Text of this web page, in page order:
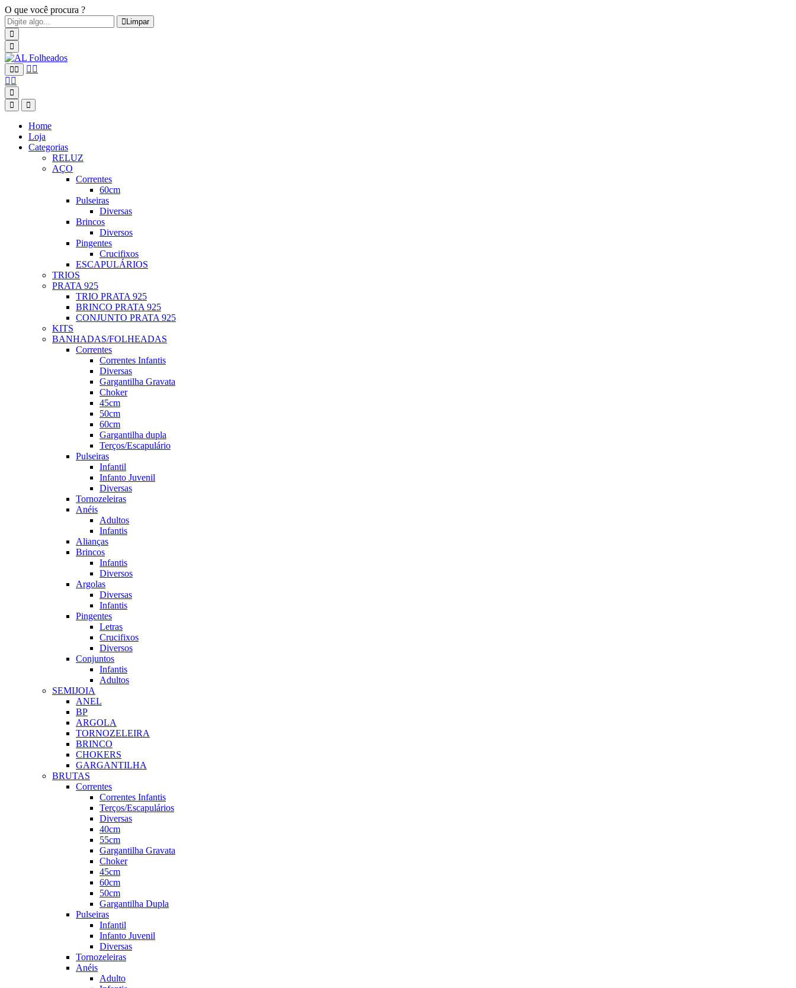
O que você procura ?
Limpar
Home
Loja
Categorias
RELUZ
AÇO
Correntes
60cm
Pulseiras
Diversas
Brincos
Diversos
Pingentes
Crucifixos
ESCAPULÁRIOS
TRIOS
PRATA 925
TRIO PRATA 925
BRINCO PRATA 925
CONJUNTO PRATA 925
KITS
BANHADAS/FOLHEADAS
Correntes
Correntes Infantis
Diversas
Gargantilha Gravata
Choker
45cm
50cm
60cm
Gargantilha dupla
Terços/Escapulário
Pulseiras
Infantil
Infanto Juvenil
Diversas
Tornozeleiras
Anéis
Adultos
Infantis
Alianças
Brincos
Infantis
Diversos
Argolas
Diversas
Infantis
Pingentes
Letras
Crucifixos
Diversos
Conjuntos
Infantis
Adultos
SEMIJOIA
ANEL
BP
ARGOLA
TORNOZELEIRA
BRINCO
CHOKERS
GARGANTILHA
BRUTAS
Correntes
Correntes Infantis
Terços/Escapulários
Diversas
40cm
55cm
Gargantilha Gravata
Choker
45cm
60cm
50cm
Gargantilha Dupla
Pulseiras
Infantil
Infanto Juvenil
Diversas
Tornozeleiras
Anéis
Adulto